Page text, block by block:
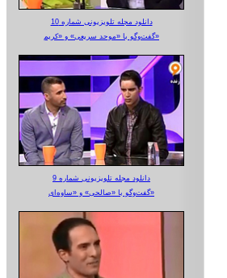
دانلود مجله تلویزیونی شماره 10
گفت‌وگو با «موحد سریعی» و «کریم»
دانلود مجله تلویزیونی شماره 9
گفت‌وگو با «صالحی» و «ساوه‌ای»